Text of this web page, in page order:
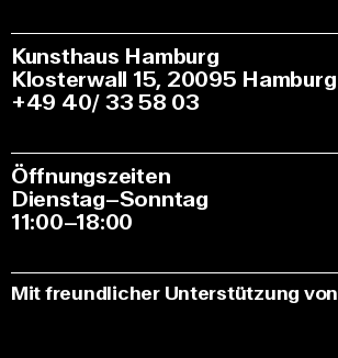
Kunsthaus Hamburg
Klosterwall 15, 20095 Hamburg
+49 40/ 33 58 03
Öffnungszeiten
Dienstag–Sonntag
11:00–18:00
Mit freundlicher Unterstützung von